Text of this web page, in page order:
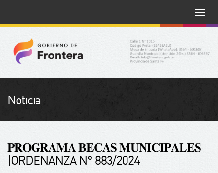
Toggle
Noticia
𝐏𝐑𝐎𝐆𝐑𝐀𝐌𝐀 𝐁𝐄𝐂𝐀𝐒 𝐌𝐔𝐍𝐈𝐂𝐈𝐏𝐀𝐋𝐄𝐒
|ORDENANZA N° 883/2024